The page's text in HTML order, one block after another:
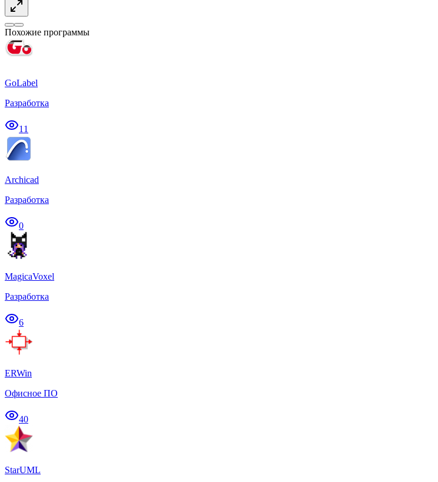
Похожие программы
GoLabel
Разработка
11
Archicad
Разработка
0
MagicaVoxel
Разработка
6
ERWin
Офисное ПО
40
StarUML